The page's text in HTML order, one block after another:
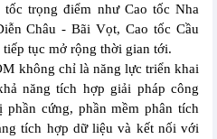
trọng điểm như Cao tốc Nha
Châu - Bãi Vọt, Cao tốc Cầu
tục mở rộng thời gian tới.
không chỉ là năng lực triển khai
năng tích hợp giải pháp công
phần cứng, phần mềm phân tích
tích hợp dữ liệu và kết nối với